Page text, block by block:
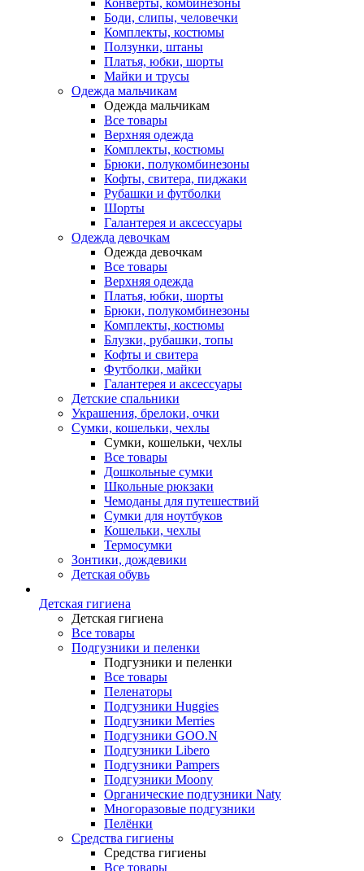
Конверты, комбинезоны
Боди, слипы, человечки
Комплекты, костюмы
Ползунки, штаны
Платья, юбки, шорты
Майки и трусы
Одежда мальчикам
Одежда мальчикам
Все товары
Верхняя одежда
Комплекты, костюмы
Брюки, полукомбинезоны
Кофты, свитера, пиджаки
Рубашки и футболки
Шорты
Галантерея и аксессуары
Одежда девочкам
Одежда девочкам
Все товары
Верхняя одежда
Платья, юбки, шорты
Брюки, полукомбинезоны
Комплекты, костюмы
Блузки, рубашки, топы
Кофты и свитера
Футболки, майки
Галантерея и аксессуары
Детские спальники
Украшения, брелоки, очки
Сумки, кошельки, чехлы
Сумки, кошельки, чехлы
Все товары
Дошкольные сумки
Школьные рюкзаки
Чемоданы для путешествий
Сумки для ноутбуков
Кошельки, чехлы
Термосумки
Зонтики, дождевики
Детская обувь
Детская гигиена
Детская гигиена
Все товары
Подгузники и пеленки
Подгузники и пеленки
Все товары
Пеленаторы
Подгузники Huggies
Подгузники Merries
Подгузники GOO.N
Подгузники Libero
Подгузники Pampers
Подгузники Moony
Органические подгузники Naty
Многоразовые подгузники
Пелёнки
Средства гигиены
Средства гигиены
Все товары